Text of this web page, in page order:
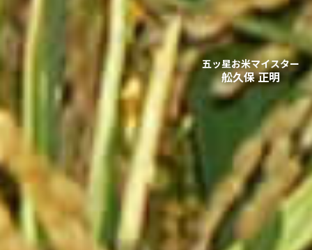
五ッ星お米マイスター
舩久保 正明